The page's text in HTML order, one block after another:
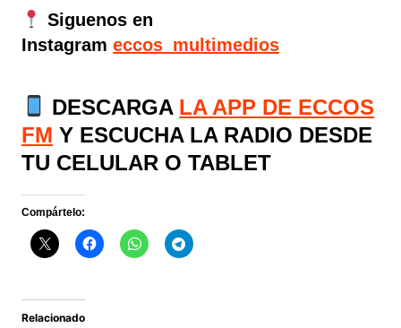
Siguenos en
Instagram eccos_multimedios
DESCARGA LA APP DE ECCOS
FM Y ESCUCHA LA RADIO DESDE
TU CELULAR O TABLET
Compártelo:
Relacionado